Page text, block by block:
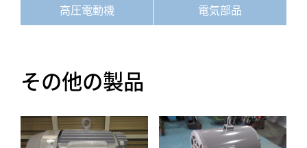
高圧電動機
電気部品
その他の製品